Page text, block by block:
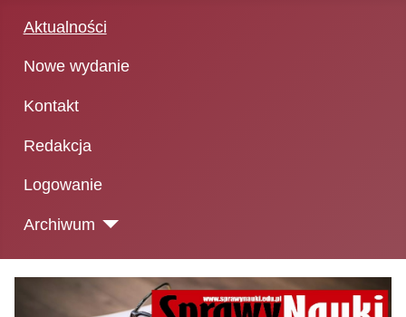
Aktualności
Nowe wydanie
Kontakt
Redakcja
Logowanie
Archiwum